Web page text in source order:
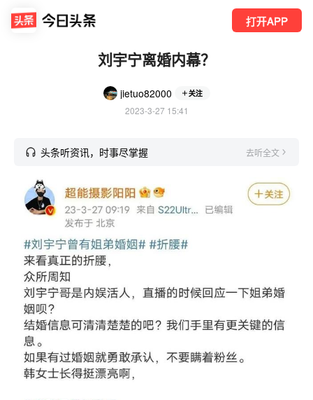
打开APP
刘宇宁离婚内幕？
jietuo82000 关注
2023-3-27 15:41
头条听资讯，时事尽掌握 去听全文